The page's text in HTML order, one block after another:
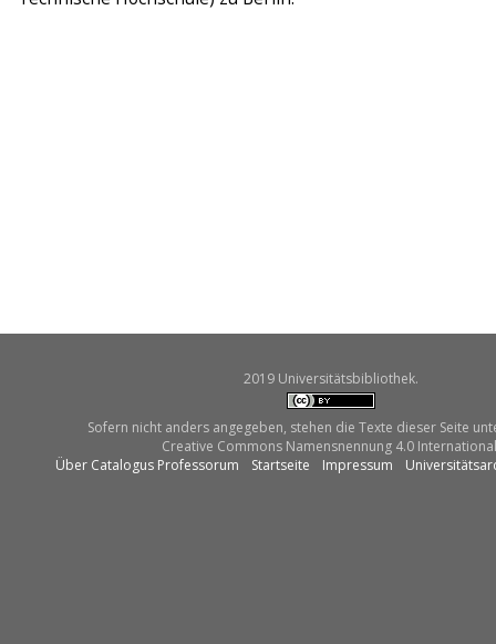
2019 Universitätsbibliothek.
Sofern nicht anders angegeben, stehen die Texte dieser Seite
Creative Commons Namensnennung 4.0
Über Catalogus Professorum
Startseite Impressum